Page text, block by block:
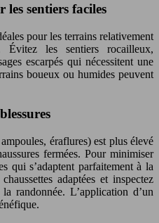
sentiers faciles
pour les terrains relativement
Évitez les sentiers rocailleux,
escarpés qui nécessitent une
boueux ou humides peuvent
éraflures) est plus élevé
fermées. Pour minimiser
qui s’adaptent parfaitement à la
adaptées et inspectez
randonnée. L’application d’un